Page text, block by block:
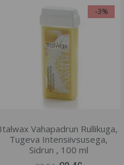
-3%
Italwax Vahapadrun Rullikuga,
Tugeva Intensiivsusega,
Sidrun , 100 ml